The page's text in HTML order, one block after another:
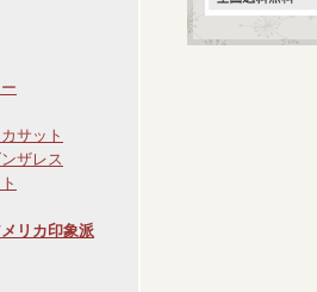
サット
ザレス
リカ印象派